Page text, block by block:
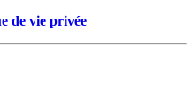
de vie privée